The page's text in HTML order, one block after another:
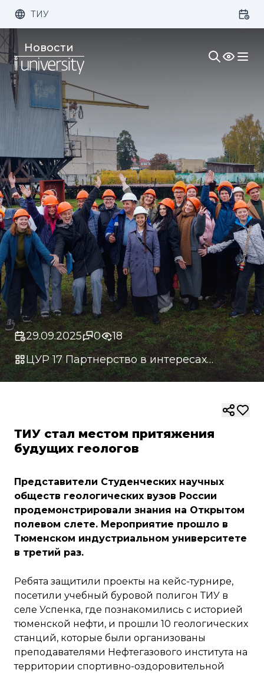
Размер шрифта: Цвет:
Изображения:
Озвучивание:
ТИУ
Новости
29.09.2025 0
18
ЦУР 17 Партнерство в интересах
устойчивого
ТИУ стал местом притяжения
будущих геологов
Представители Студенческих научных
обществ геологических вузов России
продемонстрировали знания на Открытом
полевом слете. Мероприятие прошло в
Тюменском индустриальном университете
в третий раз.
Ребята защитили проекты на кейс-турнире,
посетили учебный буровой полигон ТИУ в
селе Успенка, где познакомились с историей
тюменской нефти, и прошли 10 геологических
станций, которые были организованы
преподавателями Нефтегазового института на
территории спортивно-оздоровительной